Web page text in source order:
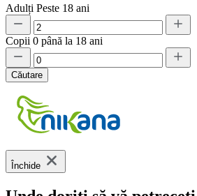
Adulți Peste 18 ani
Copii 0 până la 18 ani
Căutare
Închide